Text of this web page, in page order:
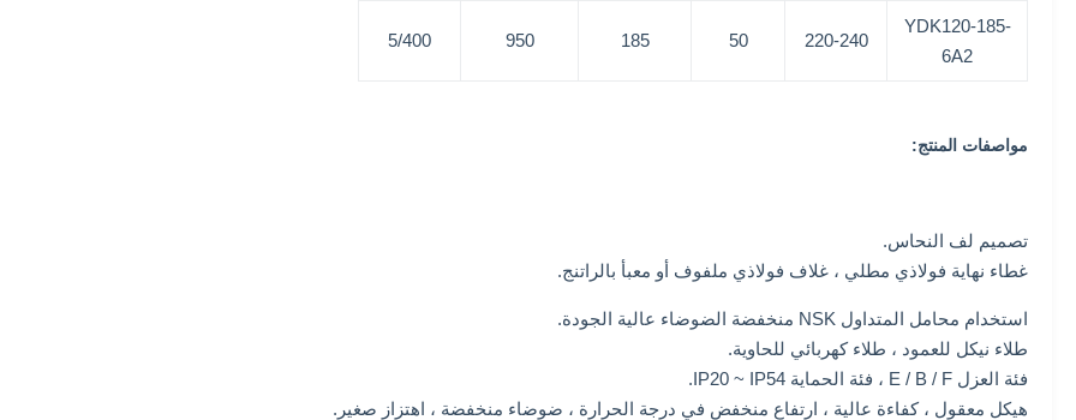
YDK120-185-
6A2
220-240
50
185
950
5/400
مواصفات المنتج:
تصميم لف النحاس.
غطاء نهاية فولاذي مطلي ، غلاف فولاذي ملفوف أو معبأ بالراتنج.
استخدام محامل المتداول NSK منخفضة الضوضاء عالية الجودة.
طلاء نيكل للعمود ، طلاء كهربائي للحاوية.
فئة العزل E / B / F ، فئة الحماية IP20 ~ IP54.
هيكل معقول ، كفاءة عالية ، ارتفاع منخفض في درجة الحرارة ، ضوضاء منخفضة ، اهتزاز صغير.